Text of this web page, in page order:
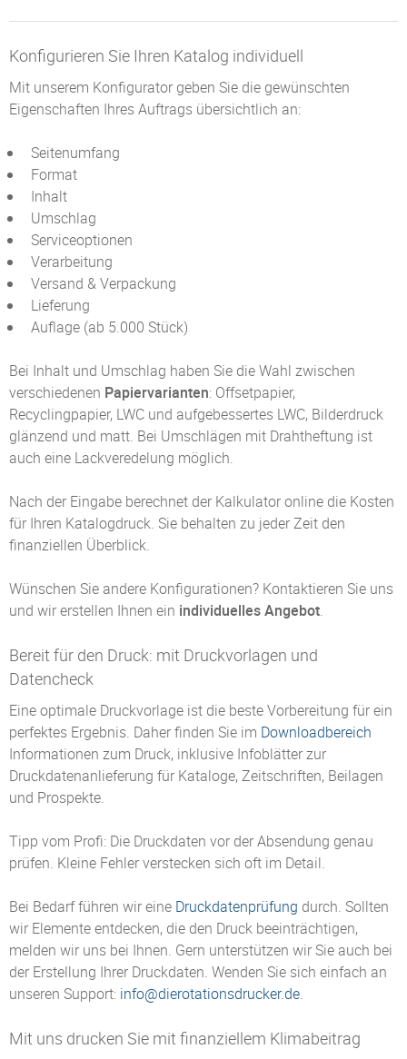
Konfigurieren Sie Ihren Katalog individuell
Mit unserem Konfigurator geben Sie die gewünschten
Eigenschaften Ihres Auftrags übersichtlich an:
Seitenumfang
Format
Inhalt
Umschlag
Serviceoptionen
Verarbeitung
Versand & Verpackung
Lieferung
Auflage (ab 5.000 Stück)
Bei Inhalt und Umschlag haben Sie die Wahl zwischen
verschiedenen Papiervarianten: Offsetpapier,
Recyclingpapier, LWC und aufgebessertes LWC, Bilderdruck
glänzend und matt. Bei Umschlägen mit Drahtheftung ist
auch eine Lackveredelung möglich.
Nach der Eingabe berechnet der Kalkulator online die Kosten
für Ihren Katalogdruck. Sie behalten zu jeder Zeit den
finanziellen Überblick.
Wünschen Sie andere Konfigurationen? Kontaktieren Sie uns
und wir erstellen Ihnen ein individuelles Angebot.
Bereit für den Druck: mit Druckvorlagen und
Datencheck
Eine optimale Druckvorlage ist die beste Vorbereitung für ein
perfektes Ergebnis. Daher finden Sie im Downloadbereich
Informationen zum Druck, inklusive Infoblätter zur
Druckdatenanlieferung für Kataloge, Zeitschriften, Beilagen
und Prospekte.
Tipp vom Profi: Die Druckdaten vor der Absendung genau
prüfen. Kleine Fehler verstecken sich oft im Detail.
Bei Bedarf führen wir eine Druckdatenprüfung durch. Sollten
wir Elemente entdecken, die den Druck beeinträchtigen,
melden wir uns bei Ihnen. Gern unterstützen wir Sie auch bei
der Erstellung Ihrer Druckdaten. Wenden Sie sich einfach an
unseren Support: info@dierotationsdrucker.de.
Mit uns drucken Sie mit finanziellem Klimabeitrag